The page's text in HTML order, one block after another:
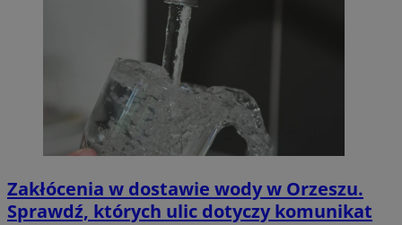
Zakłócenia w dostawie wody w Orzeszu.
Sprawdź, których ulic dotyczy komunikat